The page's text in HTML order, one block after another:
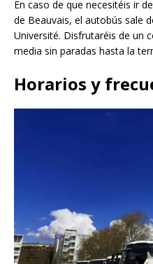
En caso de que necesitéis ir
de Beauvais, el autobús sale
Université. Disfrutaréis de un
media sin paradas hasta la
Horarios y